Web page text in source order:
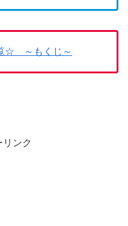
☆ ～もくじ～
リンク